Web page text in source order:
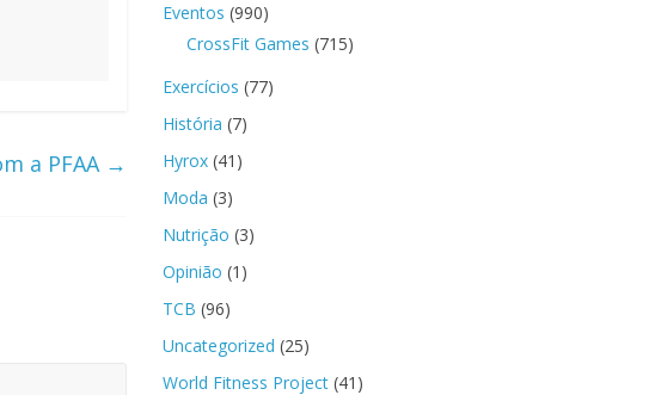
a PFAA →
Eventos (990)
CrossFit Games (715)
Exercícios (77)
História (7)
Hyrox (41)
Moda (3)
Nutrição (3)
Opinião (1)
TCB (96)
Uncategorized (25)
World Fitness Project (41)